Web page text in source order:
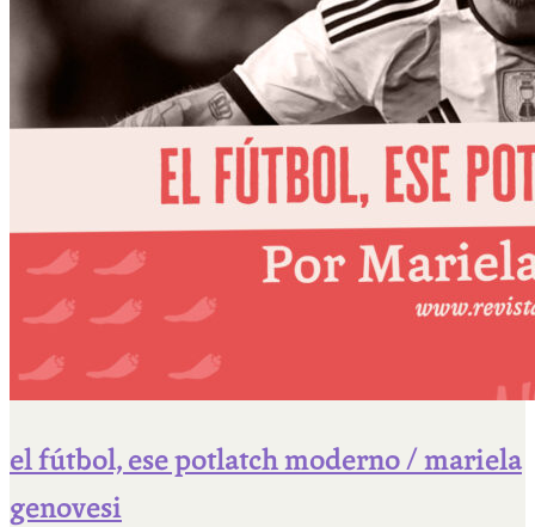
el fútbol, ese potlatch moderno / mariela
genovesi